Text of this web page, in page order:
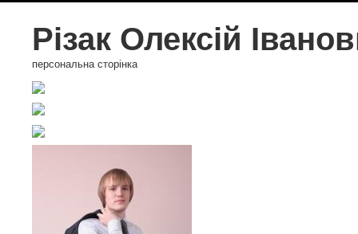
Різак Олексій
персональна сторінка